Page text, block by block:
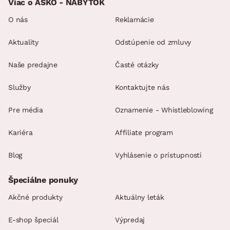
Viac o ASKO - NÁBYTOK
O nás
Aktuality
Naše predajne
Služby
Pre média
Kariéra
Blog
Reklamácie
Odstúpenie od zmluvy
Časté otázky
Kontaktujte nás
Oznamenie - Whistleblowing
Affiliate program
Vyhlásenie o prístupnosti
Špeciálne ponuky
Akčné produkty Aktuálny leták
E-shop špeciál Výpredaj